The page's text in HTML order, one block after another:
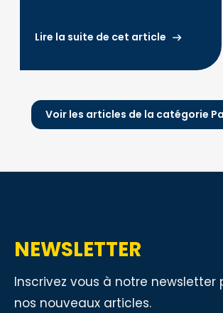
Lire la suite de cet article
Voir les articles de la catégorie
NEWSLETTER
Inscrivez vous à notre newsletter
nos nouveaux articles.